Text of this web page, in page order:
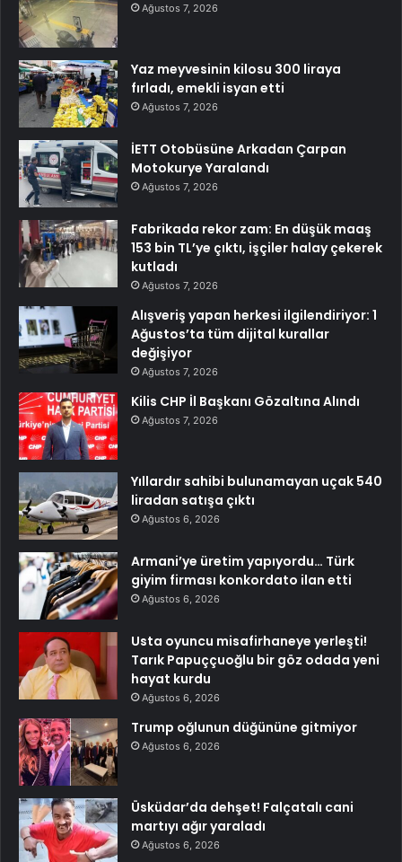
Ağustos 7, 2026
Yaz meyvesinin kilosu 300 liraya
fırladı, emekli isyan etti
Ağustos 7, 2026
İETT Otobüsüne Arkadan Çarpan
Motokurye Yaralandı
Ağustos 7, 2026
Fabrikada rekor zam: En düşük maaş
153 bin TL’ye çıktı, işçiler halay çekerek
kutladı
Ağustos 7, 2026
Alışveriş yapan herkesi ilgilendiriyor: 1
Ağustos’ta tüm dijital kurallar
değişiyor
Ağustos 7, 2026
Kilis CHP İl Başkanı Gözaltına Alındı
Ağustos 7, 2026
Yıllardır sahibi bulunamayan uçak 540
liradan satışa çıktı
Ağustos 6, 2026
Armani’ye üretim yapıyordu… Türk
giyim firması konkordato ilan etti
Ağustos 6, 2026
Usta oyuncu misafirhaneye yerleşti!
Tarık Papuççuoğlu bir göz odada yeni
hayat kurdu
Ağustos 6, 2026
Trump oğlunun düğününe gitmiyor
Ağustos 6, 2026
Üsküdar’da dehşet! Falçatalı cani
martıyı ağır yaraladı
Ağustos 6, 2026